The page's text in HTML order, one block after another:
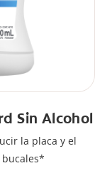
Sin Alcohol
la placa y el
bucales*